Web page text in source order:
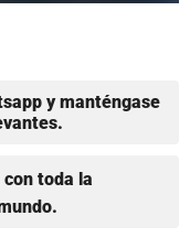
y manténgase
toda la